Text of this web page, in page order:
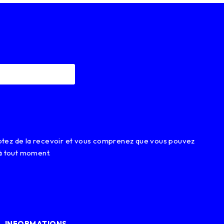
de la recevoir et vous comprenez que vous pouvez
tout moment.